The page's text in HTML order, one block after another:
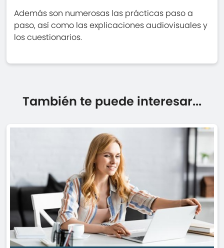
Además son numerosas las prácticas paso a
paso, así como las explicaciones audiovisuales y
los cuestionarios.
También te puede interesar...